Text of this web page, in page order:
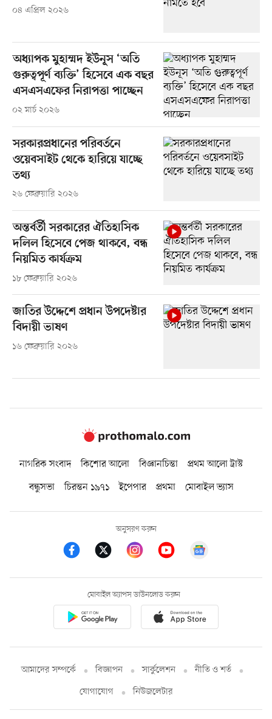
০৪ এপ্রিল ২০২৬
অধ্যাপক মুহাম্মদ ইউনূস ‘অতি
গুরুত্বপূর্ণ ব্যক্তি’ হিসেবে এক বছর
এসএসএফের নিরাপত্তা পাচ্ছেন
০২ মার্চ ২০২৬
সরকারপ্রধানের পরিবর্তনে
ওয়েবসাইট থেকে হারিয়ে যাচ্ছে
তথ্য
২৬ ফেব্রুয়ারি ২০২৬
অন্তর্বর্তী সরকারের ঐতিহাসিক
দলিল হিসেবে পেজ থাকবে, বন্ধ
নিয়মিত কার্যক্রম
১৮ ফেব্রুয়ারি ২০২৬
জাতির উদ্দেশে প্রধান উপদেষ্টার
বিদায়ী ভাষণ
১৬ ফেব্রুয়ারি ২০২৬
নাগরিক সংবাদ কিশোর আলো বিজ্ঞানচিন্তা
প্রথম আলো ট্রাস্ট
বন্ধুসভা
চিরন্তন ১৯৭১ ইপেপার প্রথমা মোবাইল ভ্যাস
অনুসরণ করুন
মোবাইল অ্যাপস ডাউনলোড করুন
আমাদের সম্পর্কে বিজ্ঞাপন সার্কুলেশন
নীতি ও শর্ত
যোগাযোগ
নিউজলেটার